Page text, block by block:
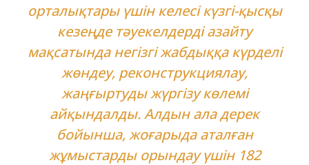
орталықтары үшін келесі күзгі-қысқы
кезеңде тәуекелдерді азайту
мақсатында негізгі жабдыққа күрделі
жөндеу, реконструкциялау,
жаңғыртуды жүргізу көлемі
айқындалды. Алдын ала дерек
бойынша, жоғарыда аталған
жұмыстарды орындау үшін 182